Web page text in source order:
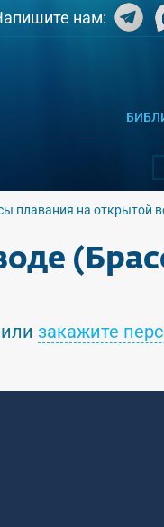
нам:
плавания на открытой
закажите